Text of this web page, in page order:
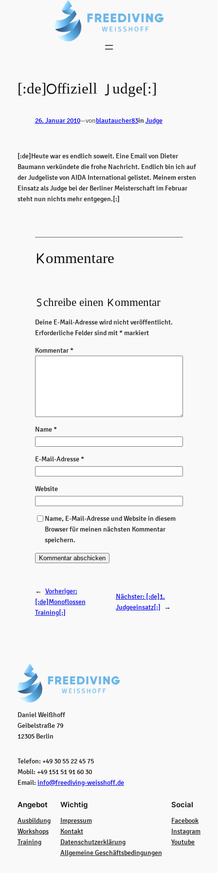
[:de]Offiziell Judge[:]
26. Januar 2010—vonblautaucher83in Judge
[:de]Heute war es endlich soweit. Eine Email von Dieter
Baumann verkündete die frohe Nachricht. Endlich bin ich auf
der Judgeliste von AIDA International gelistet. Meinem ersten
Einsatz als Judge bei der Berliner Meisterschaft im Februar
steht nun nichts mehr entgegen.[:]
Kommentare
Schreibe einen Kommentar
Deine E-Mail-Adresse wird nicht veröffentlicht.
Erforderliche Felder sind mit*markiert
Kommentar*
Name*
E-Mail-Adresse*
Website
Name, E-Mail-Adresse und Website in diesem
Browser für meinen nächsten Kommentar
speichern.
← Vorheriger:
[:de]Monoflossen
Training[:]
Nächster: [:de]1.
Judgeeinsatz[:] →
Daniel Weißhoff
Geibelstraße 79
12305 Berlin
Telefon: +49 30 55 22 45 75
Mobil: +49 151 51 91 60 30
Email: info@freediving-weisshoff.de
Angebot
Ausbildung
Workshops
Training
Wichtig
Impressum
Kontakt
Datenschutzerklärung
Allgemeine Geschäftsbedingungen
Social
Facebook
Instagram
Youtube